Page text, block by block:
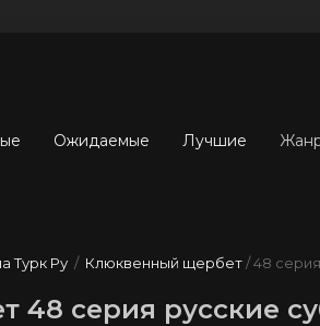
Ожидаемые Лучшие
Турк Ру / Клюквенный щербет/ 48
48 серия русские